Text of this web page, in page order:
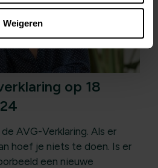
Weigeren
op 18
AVG-Verklaring. Als er
hoef je niets te doen. Is er
een nieuwe